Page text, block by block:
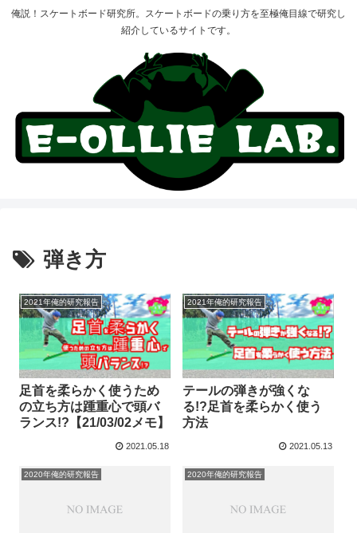
俺説！スケートボード研究所。スケートボードの乗り方を至極俺目線で研究し
紹介しているサイトです。
弾き方
2021年俺的研究報告
足首を柔らかく使うため
の立ち方は踵重心で頭バ
ランス!?【21/03/02メモ】
2021.05.18
2021年俺的研究報告
テールの弾きが強くな
る!?足首を柔らかく使う
方法
2021.05.13
2020年俺的研究報告 2020年俺的研究報告